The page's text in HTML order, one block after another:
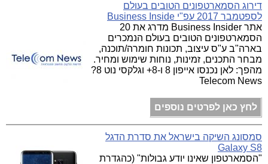
דירוג הסמארטפונים הטובים בעולם
לספטמבר 2017 עפ"י Business Inside
אתר Business Insider מדרג את 20
הסמארטפונים הטובים בעולם הנמכרים
בארה"ב ע"ס עיצוב, תכונות חומרה/תוכנה,
מבחר התכנים, זמינות, נוחות שימוש ומחיר.
מהפך: לאן נכנסו אייפון 8 ו-8+ וגלקסי נוט 8?
Telecom News
לחץ כאן לפרטים נוספים
סמסונג השיקה בישראל את סדרת הדגל
Galaxy S8
"הסמארטפון שאינו יודע גבולות" (כהגדרת